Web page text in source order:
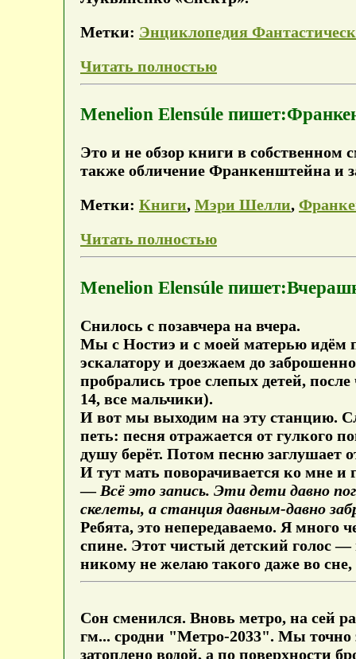
Метки: Энциклопедия
Читать полностью
Menelion Elensúle
Это и не обзор книги в собственном
также обличение Франкенштейна и
Метки: Книги, Мэри Шелли,
Читать полностью
Menelion Elensúle
Снилось с позавчера на вчера.
Мы с Ностиэ и с моей матерью идём
эскалатору и доезжаем до
пробрались трое слепых детей,
14, все мальчики).
И вот мы выходим на эту станцию.
петь: песня отражается от гулкого
душу берёт. Потом песню заглушает
И тут мать поворачивается ко мне и
— Всё это запись. Эти дети давно
скелеты, а станция давным-давно
Ребята, это непередаваемо. Я много
спине. Этот чистый детский голос —
никому не желаю такого даже во
Сон сменился. Вновь метро, на сей
гм... сродни "Метро-2033". Мы точно
затоплено водой, а по поверхности